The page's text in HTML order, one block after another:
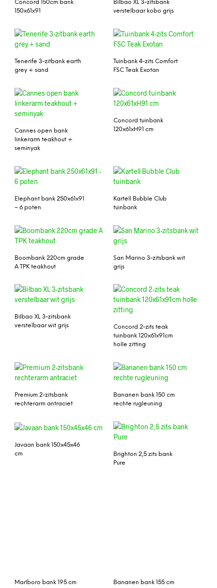
Concord 150cm bank
150x61x91
Bilbao XL 3-zitsbank
verstelbaar kobo grijs
Tenerife 3-zitbank earth
grey + sand
Tuinbank 4-zits Comfort
FSC Teak Exotan
Cannes open bank
linkerarm teakhout +
seminyak
Concord tuinbank
120x61xH91 cm
Elephant bank 250x61x91
– 6 poten
Kartell Bubble Club
tuinbank
Boombank 220cm grade
A TPK teakhout
San Marino 3-zitsbank wit
grijs
Bilbao XL 3-zitsbank
verstelbaar wit grijs
Concord 2-zits teak
tuinbank 120x61x91cm
holle zitting
Premium 2-zitsbank
rechterarm antraciet
Bananen bank 150 cm
rechte rugleuning
Javaan bank 150x45x46
cm
Brighton 2,5 zits bank
Pure
verstelbaar wit grijs
of rechterarm